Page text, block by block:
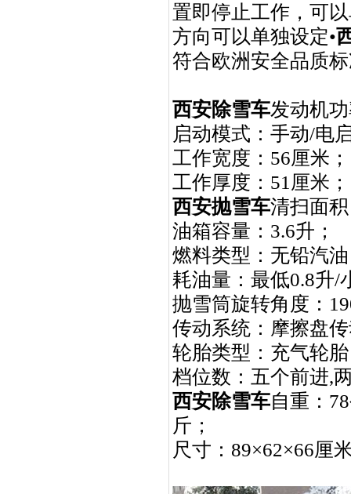
置即停止工作，可
方向可以单独设定•
符合欧洲安全品质
西安除雪车发动机
启动模式：手动/
工作宽度： 56
工作厚度： 51
西安抛雪车清扫面
油箱容量： 3.6
燃料类型：
耗油量：最低0.8升/
抛雪筒旋转角度：
传动系统：摩擦盘
轮胎类型：充气轮
档位数：五个前进,
西安除雪车自重： 78
尺寸： 89×62×66厘